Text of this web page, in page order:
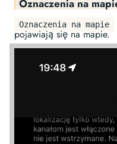
Oznaczenia na
Oznaczenia na mapie
pojawiają się na mapie.